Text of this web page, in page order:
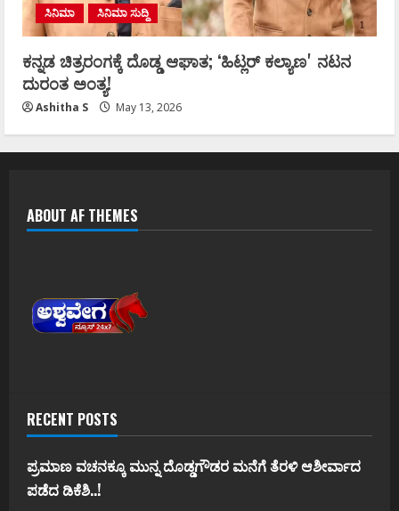
ಸಿನಿಮಾ ಸಿನಿಮಾ ಸುದ್ದಿ
ಕನ್ನಡ ಚಿತ್ರರಂಗಕ್ಕೆ ದೊಡ್ಡ ಆಘಾತ; ʻಹಿಟ್ಲರ್ ಕಲ್ಯಾಣʼ ನಟನ
ದುರಂತ ಅಂತ್ಯ!
Ashitha S May 13, 2026
ABOUT AF THEMES
RECENT POSTS
ಪ್ರಮಾಣ ವಚನಕ್ಕೂ ಮುನ್ನ ದೊಡ್ಡಗೌಡರ ಮನೆಗೆ ತೆರಳಿ ಆಶೀರ್ವಾದ
ಪಡೆದ ಡಿಕೆಶಿ..!